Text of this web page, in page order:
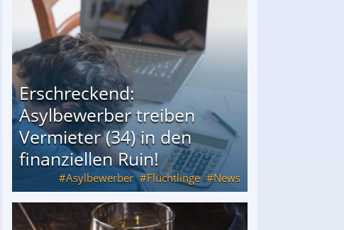
Erschreckend:
Asylbewerber treiben
Vermieter (34) in den
finanziellen Ruin!
Asylbewerber Flüchtlinge News